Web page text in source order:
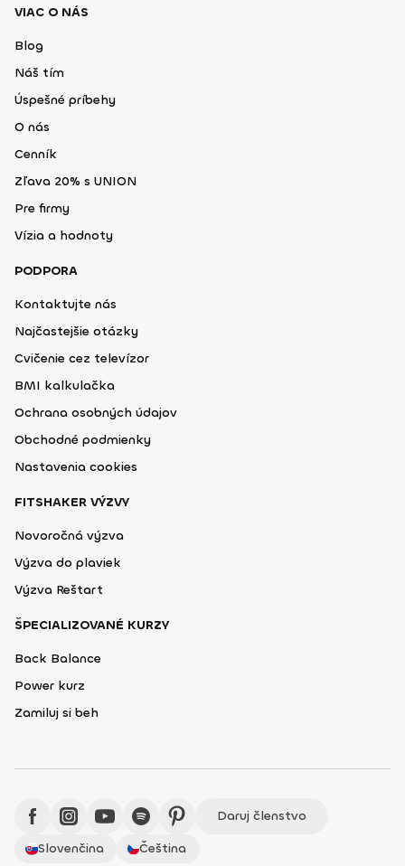
VIAC O NÁS
Blog
Náš tím
Úspešné príbehy
O nás
Cenník
Zľava 20% s UNION
Pre firmy
Vízia a hodnoty
PODPORA
Kontaktujte nás
Najčastejšie otázky
Cvičenie cez televízor
BMI kalkulačka
Ochrana osobných údajov
Obchodné podmienky
Nastavenia cookies
FITSHAKER VÝZVY
Novoročná výzva
Výzva do plaviek
Výzva Reštart
ŠPECIALIZOVANÉ KURZY
Back Balance
Power kurz
Zamiluj si beh
Daruj členstvo
Slovenčina
Čeština